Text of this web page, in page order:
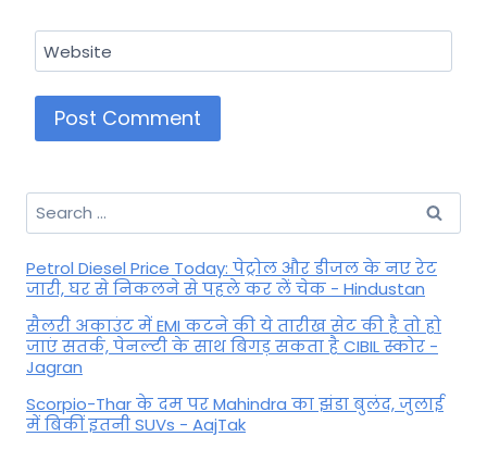
Website
Search
for:
Petrol Diesel Price Today: पेट्रोल और डीजल के नए रेट
जारी, घर से निकलने से पहले कर लें चेक - Hindustan
सैलरी अकाउंट में EMI कटने की ये तारीख सेट की है तो हो
जाएं सतर्क, पेनल्टी के साथ बिगड़ सकता है CIBIL स्कोर -
Jagran
Scorpio-Thar के दम पर Mahindra का झंडा बुलंद, जुलाई
में बिकीं इतनी SUVs - AajTak